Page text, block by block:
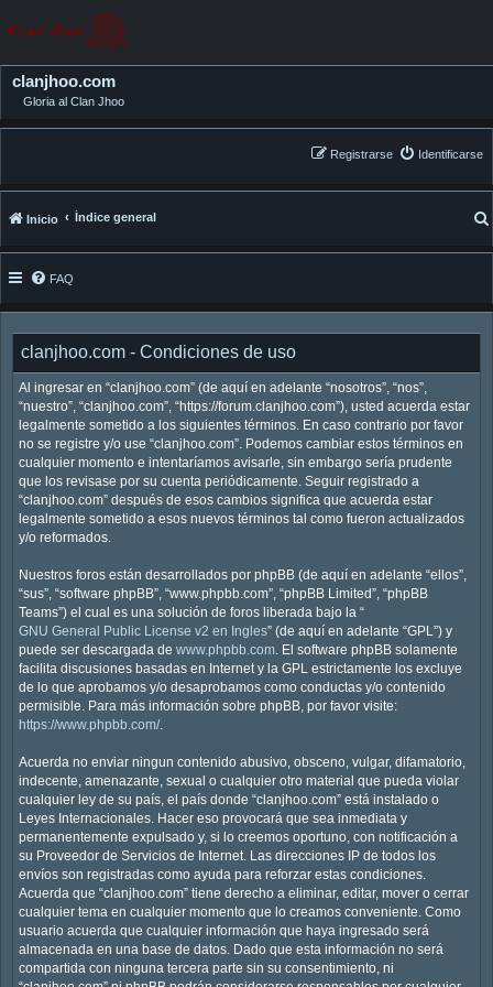
clanjhoo.com
Gloria al Clan Jhoo
Identificarse
Registrarse
Inicio Índice general
FAQ
clanjhoo.com - Condiciones de uso
Al ingresar en “clanjhoo.com” (de aquí en adelante “nosotros”, “nos”,
“nuestro”, “clanjhoo.com”, “https://forum.clanjhoo.com”), usted acuerda estar
legalmente sometido a los siguientes términos. En caso contrario por favor
no se registre y/o use “clanjhoo.com”. Podemos cambiar estos términos en
cualquier momento e intentaríamos avisarle, sin embargo sería prudente
que los revisase por su cuenta periódicamente. Seguir registrado a
“clanjhoo.com” después de esos cambios significa que acuerda estar
legalmente sometido a esos nuevos términos tal como fueron actualizados
y/o reformados.
Nuestros foros están desarrollados por phpBB (de aquí en adelante “ellos”,
“sus”, “software phpBB”, “www.phpbb.com”, “phpBB Limited”, “phpBB
Teams”) el cual es una solución de foros liberada bajo la “
GNU General Public License v2 en Ingles” (de aquí en adelante “GPL”) y
puede ser descargada de www.phpbb.com. El software phpBB solamente
facilita discusiones basadas en Internet y la GPL estrictamente los excluye
de lo que aprobamos y/o desaprobamos como conductas y/o contenido
permisible. Para más información sobre phpBB, por favor visite:
https://www.phpbb.com/.
Acuerda no enviar ningun contenido abusivo, obsceno, vulgar, difamatorio,
indecente, amenazante, sexual o cualquier otro material que pueda violar
cualquier ley de su país, el país donde “clanjhoo.com” está instalado o
Leyes Internacionales. Hacer eso provocará que sea inmediata y
permanentemente expulsado y, si lo creemos oportuno, con notificación a
su Proveedor de Servicios de Internet. Las direcciones IP de todos los
envíos son registradas como ayuda para reforzar estas condiciones.
Acuerda que “clanjhoo.com” tiene derecho a eliminar, editar, mover o cerrar
cualquier tema en cualquier momento que lo creamos conveniente. Como
usuario acuerda que cualquier información que haya ingresado será
almacenada en una base de datos. Dado que esta información no será
compartida con ninguna tercera parte sin su consentimiento, ni